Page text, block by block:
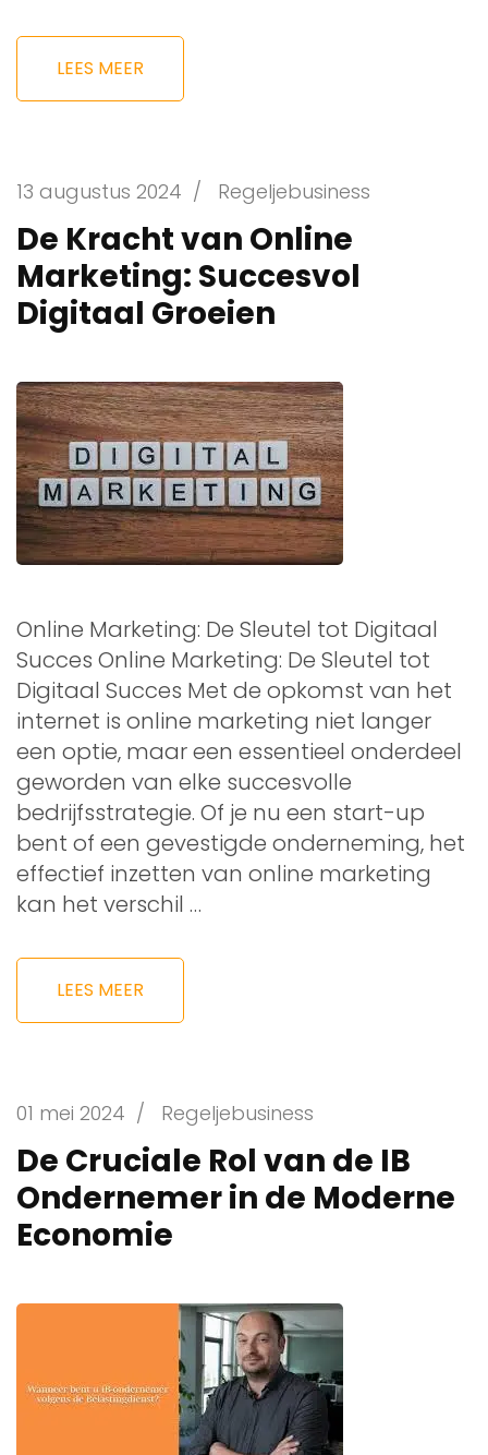
LEES MEER
13 augustus 2024 / Regeljebusiness
De Kracht van Online
Marketing: Succesvol
Digitaal Groeien
Online Marketing: De Sleutel tot Digitaal
Succes Online Marketing: De Sleutel tot
Digitaal Succes Met de opkomst van het
internet is online marketing niet langer
een optie, maar een essentieel onderdeel
geworden van elke succesvolle
bedrijfsstrategie. Of je nu een start-up
bent of een gevestigde onderneming, het
effectief inzetten van online marketing
kan het verschil …
LEES MEER
01 mei 2024 / Regeljebusiness
De Cruciale Rol van de IB
Ondernemer in de Moderne
Economie